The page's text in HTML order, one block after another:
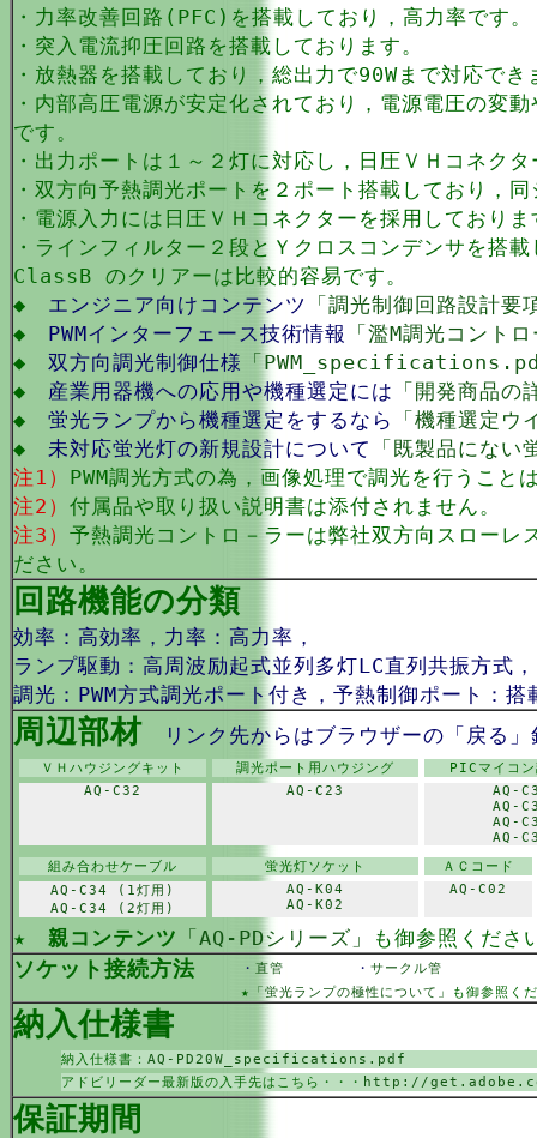
・力率改善回路(PFC)を搭載しており，高力率です。
・突入電流抑圧回路を搭載しております。
・放熱器を搭載しており，総出力で90Wまで対応でき
・内部高圧電源が安定化されており，電源電圧の変
です。
・出力ポートは１～２灯に対応し，日圧ＶＨコネク
・双方向予熱調光ポートを２ポート搭載しており，
・電源入力には日圧ＶＨコネクターを採用しておりま
・ラインフィルター２段とＹクロスコンデンサを搭
ClassB のクリアーは比較的容易です。
◆ エンジニア向けコンテンツ
「調光制御回路設計要
◆ PWMインターフェース技術情報
「濫M調光コント
◆ 双方向調光制御仕様 「
◆ 産業用器機への応用や機種選定には 「開発商品の
◆ 蛍光ランプから機種選定をするなら
「機種選定ウ
◆ 未対応蛍光灯の新規設計について
「既製品にな
注1） PWM調光方式の為，画像処理で調光を行うこと
注2） 付属品や取り扱い説明書は添付されません。
注3） 予熱調光コントロ－ラーは弊社双方向スローレ
ださい。
回路機能の分類
効率：高効率，力率：高力率，
ランプ駆動：高周波励起式並列多灯LC直列共振方式
調光：PWM方式調光ポート付き，予熱制御ポート：搭
周辺部材 リンク先からはブラウザーの「戻る」
ＶＨハウジングキット 調光ポート用ハウジング
PICマイコ
AQ-C32
AQ-C23
AQ-
AQ-
AQ-
AQ-
組み合わせケーブル
蛍光灯ソケット
ＡＣコード
AQ-C34 (1灯用)
AQ-C34 (2灯用)
AQ-K04
AQ-K02
AQ-C02
★ 親コンテンツ 「AQ-PDシリーズ」 も御参照くださ
ソケット接続方法 ・ 直管 ・ サークル管
★
「蛍光ランプの極性について」 も御参照く
納入仕様書
納入仕様書： AQ-PD20W_specifications.pdf
アドビリーダー最新版の入手先はこちら・・・ http://
保証期間